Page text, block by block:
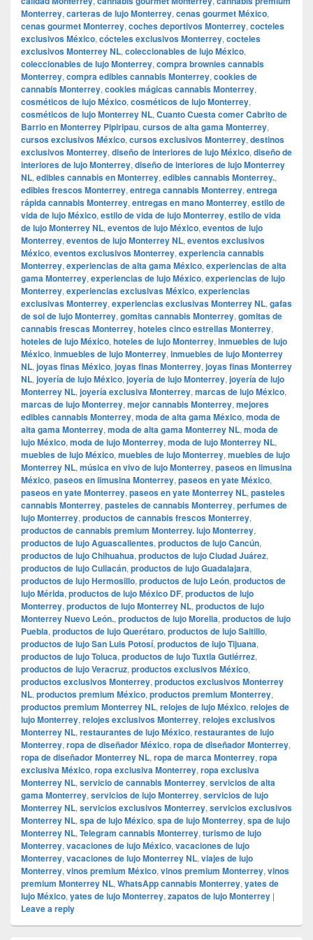
Monterrey, carteras de lujo Monterrey, cenas gourmet México,
cenas gourmet Monterrey, coches deportivos Monterrey, cocteles
exclusivos México, cócteles exclusivos Monterrey, cocteles
exclusivos Monterrey NL, coleccionables de lujo México,
coleccionables de lujo Monterrey, compra brownies cannabis
Monterrey, compra edibles cannabis Monterrey, cookies de
cannabis Monterrey, cookies mágicas cannabis Monterrey,
cosméticos de lujo México, cosméticos de lujo Monterrey,
cosméticos de lujo Monterrey NL, Cuanto Cuesta comer Cabrito de
Barrio en Monterrey Pipiripau, cursos de alta gama Monterrey,
cursos exclusivos México, cursos exclusivos Monterrey, destinos
exclusivos Monterrey, diseño de interiores de lujo México, diseño de
interiores de lujo Monterrey, diseño de interiores de lujo Monterrey
NL, edibles cannabis en Monterrey, edibles cannabis Monterrey.,
edibles frescos Monterrey, entrega cannabis Monterrey, entrega
rápida cannabis Monterrey, entregas en mano Monterrey, estilo de
vida de lujo México, estilo de vida de lujo Monterrey, estilo de vida
de lujo Monterrey NL, eventos de lujo México, eventos de lujo
Monterrey, eventos de lujo Monterrey NL, eventos exclusivos
México, eventos exclusivos Monterrey, experiencia cannabis
Monterrey, experiencias de alta gama México, experiencias de alta
gama Monterrey, experiencias de lujo México, experiencias de lujo
Monterrey, experiencias exclusivas México, experiencias
exclusivas Monterrey, experiencias exclusivas Monterrey NL, gafas
de sol de lujo Monterrey, gomitas cannabis Monterrey, gomitas de
cannabis frescas Monterrey, hoteles cinco estrellas Monterrey,
hoteles de lujo México, hoteles de lujo Monterrey, inmuebles de lujo
México, inmuebles de lujo Monterrey, inmuebles de lujo Monterrey
NL, joyas finas México, joyas finas Monterrey, joyas finas Monterrey
NL, joyería de lujo México, joyería de lujo Monterrey, joyería de lujo
Monterrey NL, joyería exclusiva Monterrey, marcas de lujo México,
marcas de lujo Monterrey, mejor cannabis Monterrey, mejores
edibles cannabis Monterrey, moda de alta gama México, moda de
alta gama Monterrey, moda de alta gama Monterrey NL, moda de
lujo México, moda de lujo Monterrey, moda de lujo Monterrey NL,
muebles de lujo México, muebles de lujo Monterrey, muebles de lujo
Monterrey NL, música en vivo de lujo Monterrey, paseos en limusina
México, paseos en limusina Monterrey, paseos en yate México,
paseos en yate Monterrey, paseos en yate Monterrey NL, pasteles
cannabis Monterrey, pasteles de cannabis Monterrey, perfumes de
lujo Monterrey, productos de cannabis frescos Monterrey,
productos de cannabis premium Monterrey. lujo Monterrey,
productos de lujo Aguascalientes, productos de lujo Cancún,
productos de lujo Chihuahua, productos de lujo Ciudad Juárez,
productos de lujo Culiacán, productos de lujo Guadalajara,
productos de lujo Hermosillo, productos de lujo León, productos de
lujo Mérida, productos de lujo México DF, productos de lujo
Monterrey, productos de lujo Monterrey NL, productos de lujo
Monterrey Nuevo León., productos de lujo Morelia, productos de lujo
Puebla, productos de lujo Querétaro, productos de lujo Saltillo,
productos de lujo San Luis Potosí, productos de lujo Tijuana,
productos de lujo Toluca, productos de lujo Tuxtla Gutiérrez,
productos de lujo Veracruz, productos exclusivos México,
productos exclusivos Monterrey, productos exclusivos Monterrey
NL, productos premium México, productos premium Monterrey,
productos premium Monterrey NL, relojes de lujo México, relojes de
lujo Monterrey, relojes exclusivos Monterrey, relojes exclusivos
Monterrey NL, restaurantes de lujo México, restaurantes de lujo
Monterrey, ropa de diseñador México, ropa de diseñador Monterrey,
ropa de diseñador Monterrey NL, ropa de marca Monterrey, ropa
exclusiva México, ropa exclusiva Monterrey, ropa exclusiva
Monterrey NL, servicio de cannabis Monterrey, servicios de alta
gama Monterrey, servicios de lujo Monterrey, servicios de lujo
Monterrey NL, servicios exclusivos Monterrey, servicios exclusivos
Monterrey NL, spa de lujo México, spa de lujo Monterrey, spa de lujo
Monterrey NL, Telegram cannabis Monterrey, turismo de lujo
Monterrey, vacaciones de lujo México, vacaciones de lujo
Monterrey, vacaciones de lujo Monterrey NL, viajes de lujo
Monterrey, vinos premium México, vinos premium Monterrey, vinos
premium Monterrey NL, WhatsApp cannabis Monterrey, yates de
lujo México, yates de lujo Monterrey, zapatos de lujo Monterrey |
Leave a reply